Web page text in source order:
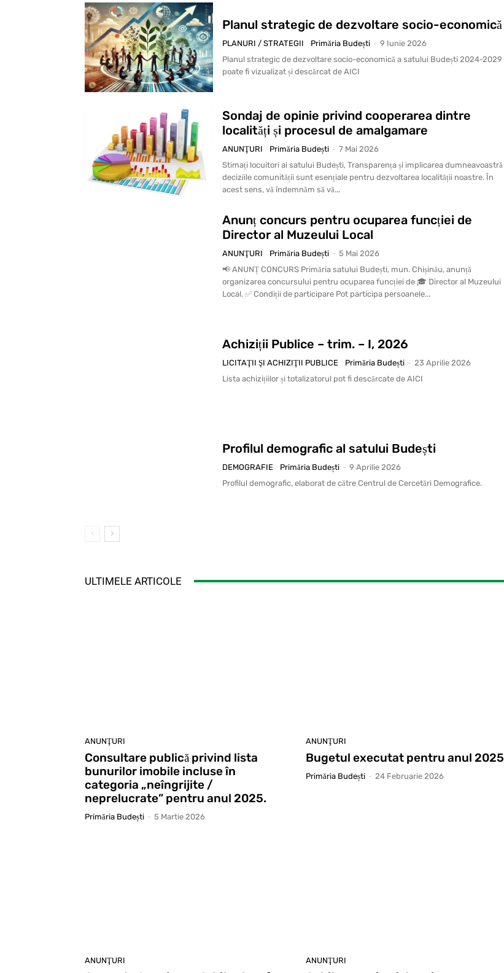
Planul strategic de dezvoltare socio-economică
PLANURI / STRATEGII Primăria Budești - 9 Iunie 2026
Planul strategic de dezvoltare socio-economică a satului Budești 2024-2029
poate fi vizualizat și descărcat de AICI
Sondaj de opinie privind cooperarea dintre
localități și procesul de amalgamare
ANUNŢURI Primăria Budești - 7 Mai 2026
Stimați locuitori ai satului Budești, Transparența și implicarea dumneavoastră în
deciziile comunității sunt esențiale pentru dezvoltarea localității noastre. În
acest sens, vă îndemnăm să vă...
Anunț concurs pentru ocuparea funcției de
Director al Muzeului Local
ANUNŢURI Primăria Budești - 5 Mai 2026
📢 ANUNȚ CONCURS Primăria satului Budești, mun. Chișinău, anunță
organizarea concursului pentru ocuparea funcției de 🎓 Director al Muzeului
Local. ✅ Condiții de participare Pot participa persoanele...
Achiziții Publice – trim. – I, 2026
LICITAŢII ŞI ACHIZIŢII PUBLICE Primăria Budești - 23 Aprilie 2026
Lista achizițiilor și totalizatorul pot fi descărcate de AICI
Profilul demografic al satului Budești
DEMOGRAFIE Primăria Budești - 9 Aprilie 2026
Profilul demografic, elaborat de către Centrul de Cercetări Demografice.
ULTIMELE ARTICOLE
ANUNŢURI
Consultare publică privind lista
bunurilor imobile incluse în
categoria „neîngrijite /
neprelucrate” pentru anul 2025.
Primăria Budești - 5 Martie 2026
ANUNŢURI
Bugetul executat pentru anul 2025
Primăria Budești - 24 Februarie 2026
ANUNŢURI ANUNŢURI